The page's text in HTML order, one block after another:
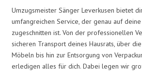
Umzugsmeister Sänger Leverkusen bietet
umfangreichen Service, der genau auf
zugeschnitten ist. Von der professionellen
sicheren Transport deines Hausrats, über
Möbeln bis hin zur Entsorgung von
erledigen alles für dich. Dabei legen wir